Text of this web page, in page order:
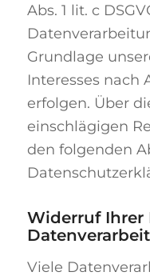
Abs. 1 lit. c
Grundlage
Interesses nach
erfolgen. Über
einschlägigen
den folgenden
Widerruf
Viele